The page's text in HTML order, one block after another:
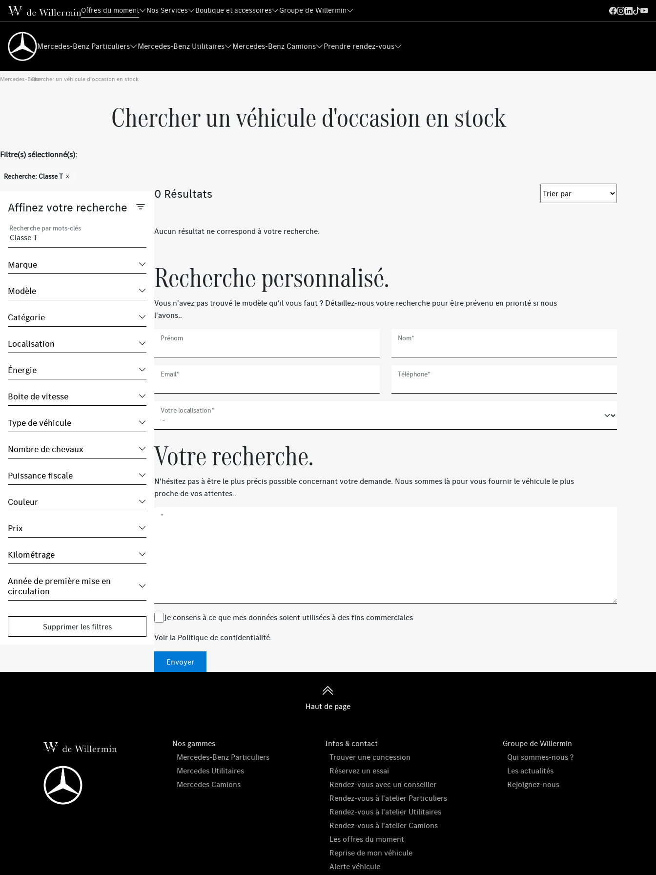
Offres du moment Nos Services Boutique et accessoires Groupe de Willermin
Mercedes-Benz Particuliers Mercedes-Benz Utilitaires Mercedes-Benz Camions Prendre rendez-vous
Mercedes-Benz
›
Chercher un véhicule d'occasion en stock
Chercher un véhicule d'occasion en stock
Filtre(s) sélectionné(s):
Recherche: Classe T x
Affinez votre recherche
Recherche par mots-clés
Marque
Modèle
Catégorie
Localisation
Énergie
Boite de vitesse
Type de véhicule
Nombre de chevaux
Puissance fiscale
Couleur
Prix
Kilométrage
Année de première mise en
circulation
Supprimer les filtres
0 Résultats
Aucun résultat ne correspond à votre recherche.
Recherche personnalisé.
Vous n'avez pas trouvé le modèle qu'il vous faut ? Détaillez-nous votre recherche pour être prévenu en priorité si nous
l'avons..
Prénom Nom*
Email* Téléphone*
Votre localisation*
Votre recherche.
N'hésitez pas à être le plus précis possible concernant votre demande. Nous sommes là pour vous fournir le véhicule le plus
proche de vos attentes..
*
Je consens à ce que mes données soient utilisées à des fins commerciales
Voir la Politique de confidentialité.
Envoyer
Haut de page
Nos gammes
Mercedes-Benz Particuliers
Mercedes Utilitaires
Mercedes Camions
Infos & contact
Trouver une concession
Réservez un essai
Rendez-vous avec un conseiller
Rendez-vous à l'atelier Particuliers
Rendez-vous à l'atelier Utilitaires
Rendez-vous à l'atelier Camions
Les offres du moment
Reprise de mon véhicule
Alerte véhicule
Groupe de Willermin
Qui sommes-nous ?
Les actualités
Rejoignez-nous